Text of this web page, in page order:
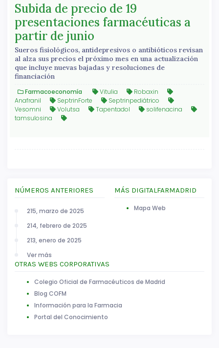
Subida de precio de 19
presentaciones farmacéuticas a
partir de junio
Sueros fisiológicos, antidepresivos o antibióticos revisan
al alza sus precios el próximo mes en una actualización
que incluye nuevas bajadas y resoluciones de
financiación
Farmacoeconomía Vitulia
Robaxin
Anafranil
SeptrinForte
Septrinpediátrico
Vesomni
Volutsa Tapentadol
solifenacina
tamsulosina
NÚMEROS ANTERIORES
215, marzo de 2025
214, febrero de 2025
213, enero de 2025
Ver más
MÁS DIGITALFARMADRID
Mapa Web
OTRAS WEBS CORPORATIVAS
Colegio Oficial de Farmacéuticos de Madrid
Blog COFM
Información para la Farmacia
Portal del Conocimiento